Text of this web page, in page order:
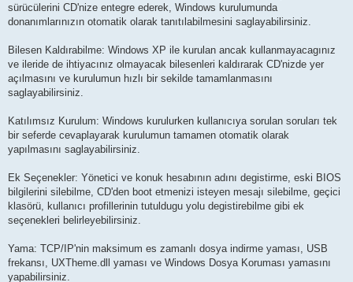
sürücülerini CD'nize entegre ederek, Windows kurulumunda
donanımlarınızın otomatik olarak tanıtılabilmesini saglayabilirsiniz.
Bilesen Kaldırabilme: Windows XP ile kurulan ancak kullanmayacagınız
ve ileride de ihtiyacınız olmayacak bilesenleri kaldırarak CD'nizde yer
açılmasını ve kurulumun hızlı bir sekilde tamamlanmasını
saglayabilirsiniz.
Katılımsız Kurulum: Windows kurulurken kullanıcıya sorulan soruları tek
bir seferde cevaplayarak kurulumun tamamen otomatik olarak
yapılmasını saglayabilirsiniz.
Ek Seçenekler: Yönetici ve konuk hesabının adını degistirme, eski BIOS
bilgilerini silebilme, CD'den boot etmenizi isteyen mesajı silebilme, geçici
klasörü, kullanıcı profillerinin tutuldugu yolu degistirebilme gibi ek
seçenekleri belirleyebilirsiniz.
Yama: TCP/IP'nin maksimum es zamanlı dosya indirme yaması, USB
frekansı, UXTheme.dll yaması ve Windows Dosya Koruması yamasını
yapabilirsiniz.